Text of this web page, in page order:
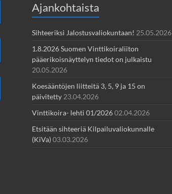
Ajankohtaista
Sihteeriksi Jalostusvaliokuntaan! 25.05.2026
1.8.2026 Suomen Vinttikoiraliiton
pääerikoisnäyttelyn tiedot on julkaistu
20.05.2026
Koesääntöjen liitteitä 3, 5, 9 ja 15 on
päivitetty 23.04.2026
Vinttikoira- lehti 01/202602.04.2026
Etsitään sihteeriä Kilpailuvaliokunnalle
(KiVa)03.03.2026